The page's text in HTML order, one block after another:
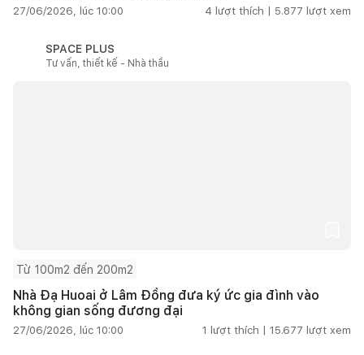
27/06/2026, lúc 10:00 4 lượt thích | 5.877 lượt xem
SPACE PLUS
Tư vấn, thiết kế - Nhà thầu
Từ 100m2 đến 200m2
Nhà Đạ Huoai ở Lâm Đồng đưa ký ức gia đình vào
không gian sống đương đại
27/06/2026, lúc 10:00 1 lượt thích | 15.677 lượt xem